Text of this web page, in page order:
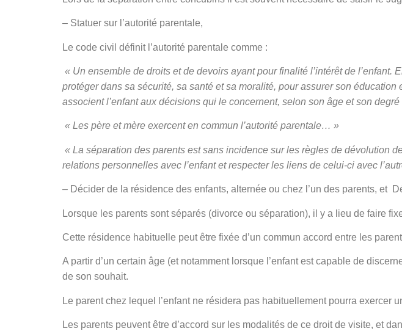
– Statuer sur l’autorité parentale,
Le code civil définit l’autorité parentale comme :
« Un ensemble de droits et de devoirs ayant pour finalité l’intérêt de l’enfant.
protéger dans sa sécurité, sa santé et sa moralité, pour assurer son
associent l’enfant aux décisions qui le concernent, selon son âge et son
« Les père et mère exercent en commun l’autorité parentale… »
« La séparation des parents est sans incidence sur les règles de dévolution
relations personnelles avec l’enfant et respecter les liens de celui-ci avec
– Décider de la résidence des enfants, alternée ou chez l’un des parents, et
Lorsque les parents sont séparés (divorce ou séparation), il y a lieu de faire
Cette résidence habituelle peut être fixée d’un commun accord entre les
A partir d’un certain âge (et notamment lorsque l’enfant est capable de
de son souhait.
Le parent chez lequel l’enfant ne résidera pas habituellement pourra exercer
Les parents peuvent être d’accord sur les modalités de ce droit de visite, et